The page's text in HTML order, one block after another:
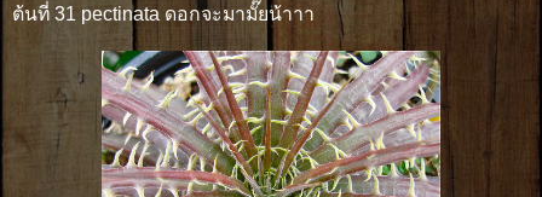
ต้นที่ 31 pectinata ดอกจะมามั๊ยน้าาา